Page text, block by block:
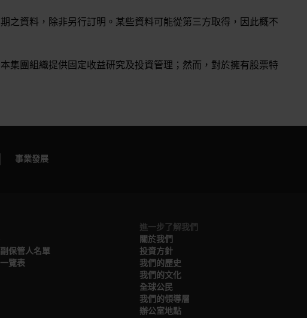
之資料，除非另行訂明。某些資料可能從第三方取得，因此概不
集團組織提供固定收益研究及投資管理；然而，對於擁有股票特
事業發展
保管人名單
覽表
進一步了解我們
關於我們​
投資方針
我們的歷史​
我們的文化
全球公民
我們的領導層​
辦公室地點​